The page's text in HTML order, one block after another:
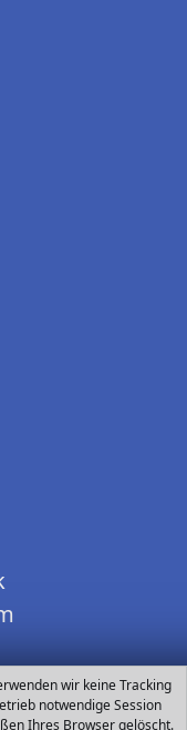
wir keine Tracking
notwendige Session
Ihres Browser gelöscht.